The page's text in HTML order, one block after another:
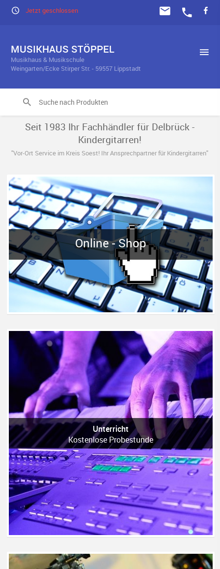
Jetzt geschlossen
MUSIKHAUS STÖPPEL
Musikhaus & Musikschule
Weingarten/Ecke Stirper Str. - 59557 Lippstadt
Seit 1983 Ihr Fachhändler für Delbrück -
Kindergitarren!
"Vor-Ort Service im Kreis Soest! Ihr Ansprechpartner für Kindergitarren"
Online - Shop
Unterricht
Kostenlose Probestunde